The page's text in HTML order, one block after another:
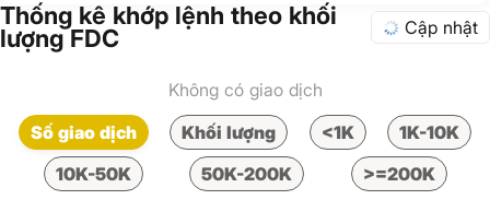
Thống kê khớp lệnh theo khối
lượng FDC
Cập nhật
Không có giao dịch
Số giao dịch
Khối lượng <1K
1K-10K
10K-50K
50K-200K >=200K